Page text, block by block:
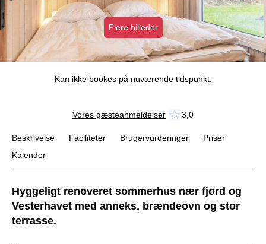
Flere billeder
Kan ikke bookes på nuværende tidspunkt.
Vores gæsteanmeldelser 3,0
Beskrivelse Faciliteter Brugervurderinger
Priser
Kalender
Hyggeligt renoveret sommerhus nær fjord og
Vesterhavet med anneks, brændeovn og stor
terrasse.